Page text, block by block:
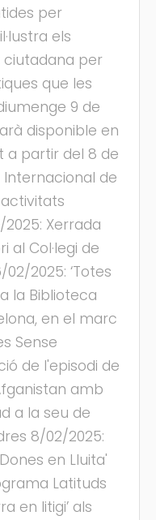
per
els
ciutadana per
que les
9 de
disponible en
a partir del 8 de
de
Xerrada
al Col·legi de
2025: ‘Totes
la Biblioteca
en el marc
Sense
de l'episodi de
amb
a la seu de
8/02/2025:
en Lluita'
Latituds
en litigi’ als